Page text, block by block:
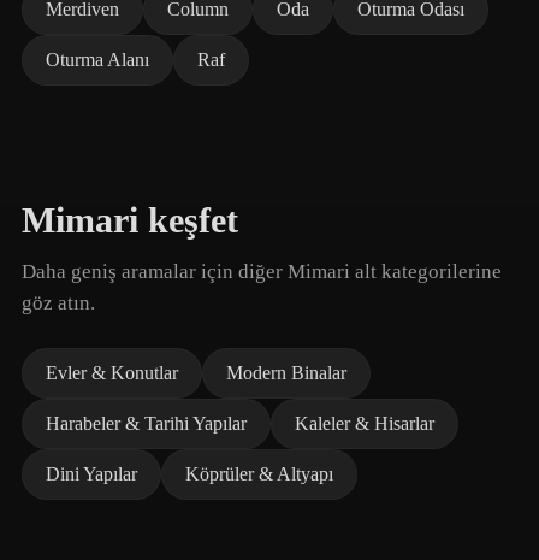
Merdiven Column Oda Oturma Odası
Oturma Alanı Raf
Mimari keşfet
Daha geniş aramalar için diğer Mimari alt kategorilerine
göz atın.
Evler & Konutlar Modern Binalar
Harabeler & Tarihi Yapılar Kaleler & Hisarlar
Dini Yapılar Köprüler & Altyapı